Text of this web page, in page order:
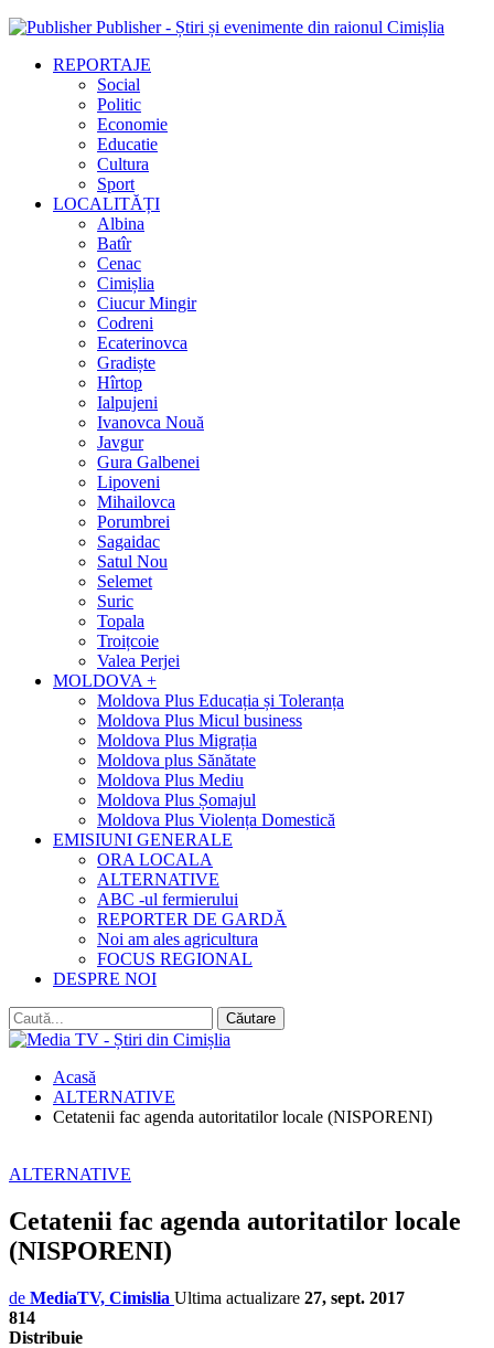
Publisher - Știri și evenimente din raionul Cimișlia
REPORTAJE
Social
Politic
Economie
Educatie
Cultura
Sport
LOCALITĂȚI
Albina
Batîr
Cenac
Cimișlia
Ciucur Mingir
Codreni
Ecaterinovca
Gradiște
Hîrtop
Ialpujeni
Ivanovca Nouă
Javgur
Gura Galbenei
Lipoveni
Mihailovca
Porumbrei
Sagaidac
Satul Nou
Selemet
Suric
Topala
Troițcoie
Valea Perjei
MOLDOVA +
Moldova Plus Educația și Toleranța
Moldova Plus Micul business
Moldova Plus Migrația
Moldova plus Sănătate
Moldova Plus Mediu
Moldova Plus Șomajul
Moldova Plus Violența Domestică
EMISIUNI GENERALE
ORA LOCALA
ALTERNATIVE
ABC -ul fermierului
REPORTER DE GARDĂ
Noi am ales agricultura
FOCUS REGIONAL
DESPRE NOI
Acasă
ALTERNATIVE
Cetatenii fac agenda autoritatilor locale (NISPORENI)
ALTERNATIVE
Cetatenii fac agenda autoritatilor locale
(NISPORENI)
de MediaTV, Cimislia Ultima actualizare 27, sept. 2017
814
Distribuie